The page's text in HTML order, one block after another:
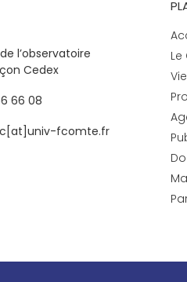
l’observatoire
Cedex
66 08
fcomte.fr
Le